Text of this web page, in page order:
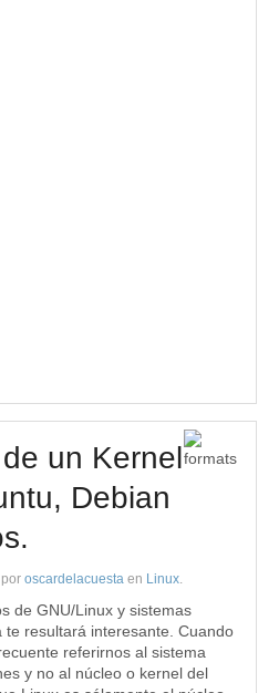
un Kernel
Debian
por oscardelacuesta en Linux.
de GNU/Linux y sistemas
resultará interesante. Cuando
referirnos al sistema
y no al núcleo o kernel del